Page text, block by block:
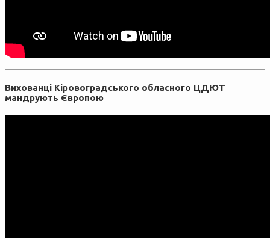
Вихованці Кіровоградського обласного ЦДЮТ
мандрують Європою